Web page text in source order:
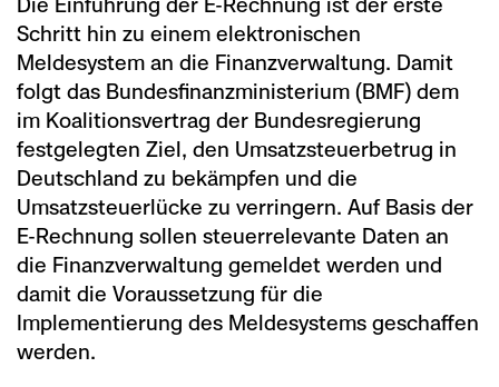
Schritt hin zu einem elektronischen
Meldesystem an die Finanzverwaltung. Damit
folgt das Bundesfinanzministerium (BMF) dem
im Koalitionsvertrag der Bundesregierung
festgelegten Ziel, den Umsatzsteuerbetrug in
Deutschland zu bekämpfen und die
Umsatzsteuerlücke zu verringern. Auf Basis der
E-Rechnung sollen steuerrelevante Daten an
die Finanzverwaltung gemeldet werden und
damit die Voraussetzung für die
Implementierung des Meldesystems geschaffen
werden.